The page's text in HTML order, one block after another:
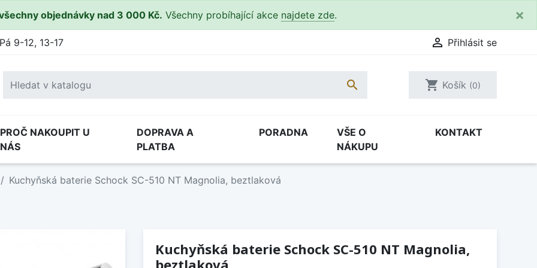
objednávky nad 3 000 Kč. Všechny probíhající akce najdete zde. ×
9-12, 13-17  Přihlásit se
 shopping_cart Košík (0)
PROČ NAKOUPIT U
NÁS
DOPRAVA A
PLATBA
PORADNA
VŠE O
NÁKUPU
KONTAKT
Kuchyňská baterie Schock SC-510 NT Magnolia, beztlaková
Kuchyňská baterie Schock SC-510 NT Magnolia,